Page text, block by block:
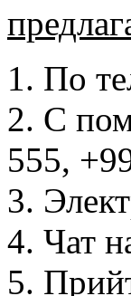
1. По
2. С
555,
3.
4. Чат
5.